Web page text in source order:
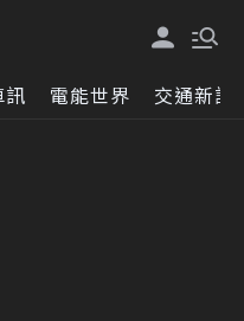
訊 電能世界 交通新訊